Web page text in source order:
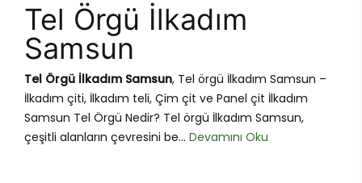
Tel Örgü İlkadım
Samsun
Tel Örgü İlkadım Samsun, Tel örgü İlkadım Samsun –
İlkadım çiti, İlkadım teli, Çim çit ve Panel çit İlkadım
Samsun Tel Örgü Nedir? Tel örgü İlkadım Samsun,
çeşitli alanların çevresini be... Devamını Oku